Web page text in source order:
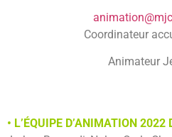
Coordinateur
Animateur
• L’ÉQUIPE D’ANIMATION 2022